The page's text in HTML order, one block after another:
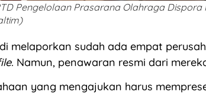
Pengelolaan Prasarana Olahraga Dispora
melaporkan sudah ada empat
Namun, penawaran resmi dari
yang mengajukan harus